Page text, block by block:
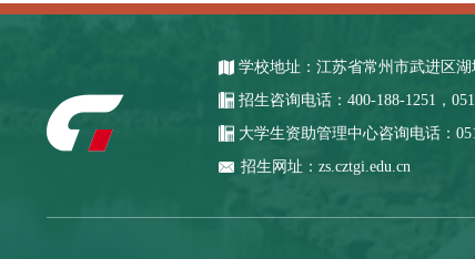
学校地址：江苏省常州市武进区
招生咨询电话：400-188-1251，
大学生资助管理中心咨询电话：
招生网址：zs.cztgi.edu.cn